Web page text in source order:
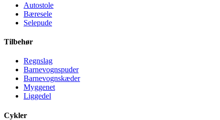
Autostole
Bæresele
Selepude
Tilbehør
Regnslag
Barnevognspuder
Barnevognskæder
Myggenet
Liggedel
Cykler